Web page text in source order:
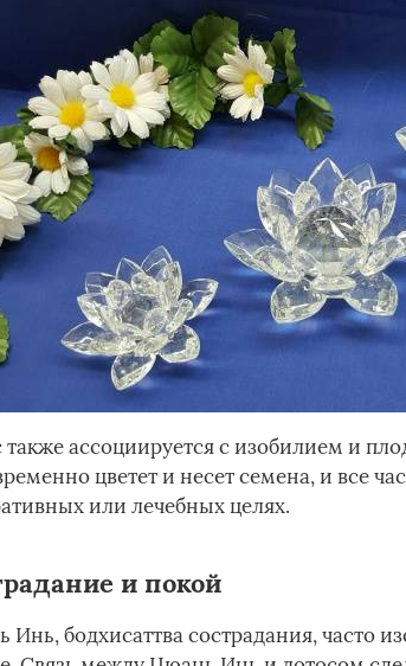
также ассоциируется с изобилием и
цветет и несет семена, и все
или лечебных целях.
и покой
Инь, бодхисаттва сострадания, часто